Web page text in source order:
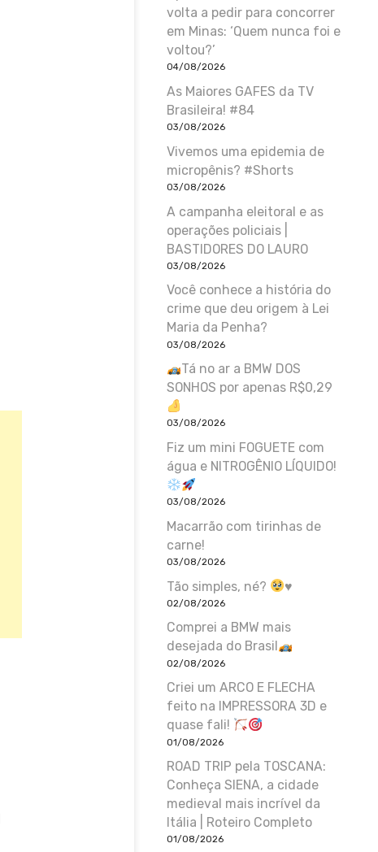
volta a pedir para concorrer
em Minas: ‘Quem nunca foi e
voltou?’
04/08/2026
As Maiores GAFES da TV
Brasileira! #84
03/08/2026
Vivemos uma epidemia de
micropênis? #Shorts
03/08/2026
A campanha eleitoral e as
operações policiais |
BASTIDORES DO LAURO
03/08/2026
Você conhece a história do
crime que deu origem à Lei
Maria da Penha?
03/08/2026
Tá no ar a BMW DOS
SONHOS por apenas R$0,29
03/08/2026
Fiz um mini FOGUETE com
água e NITROGÊNIO LÍQUIDO!
03/08/2026
Macarrão com tirinhas de
carne!
03/08/2026
Tão simples, né? ♥️
02/08/2026
Comprei a BMW mais
desejada do Brasil
02/08/2026
Criei um ARCO E FLECHA
feito na IMPRESSORA 3D e
quase fali!
01/08/2026
ROAD TRIP pela TOSCANA:
Conheça SIENA, a cidade
medieval mais incrível da
Itália | Roteiro Completo
01/08/2026